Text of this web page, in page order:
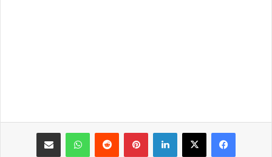
فيسبوك ‫X لينكدإن بينتيريست واتساب مشاركة عبر البريد